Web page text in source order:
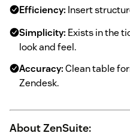
Efficiency: Insert
Simplicity: Exists in the
look and feel.
Accuracy:Clean table
Zendesk.
About ZenSuite: